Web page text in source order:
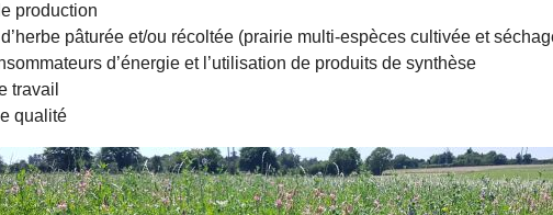
production
pâturée et/ou récoltée (prairie multi-espèces cultivée et
d’énergie et l’utilisation de produits de synthèse
travail
qualité